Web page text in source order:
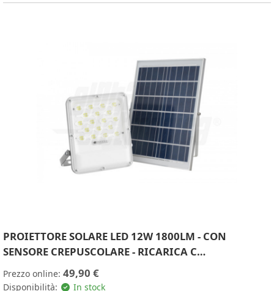
PROIETTORE SOLARE LED 12W 1800LM - CON
SENSORE CREPUSCOLARE - RICARICA C…
Prezzo online: 49,90 €
Disponibilità: In stock